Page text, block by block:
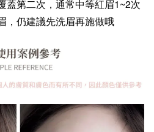
蓋第二次，通常中等紅眉1~2次
，仍建議先洗眉再施做哦